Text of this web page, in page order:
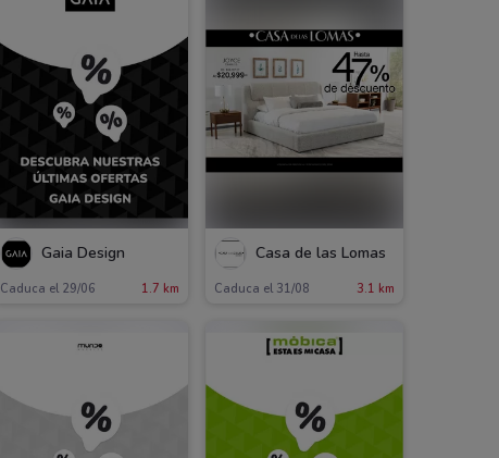
Gaia Design
Caduca el 29/06 1.7 km
Casa de las Lomas
Caduca el 31/08 3.1 km